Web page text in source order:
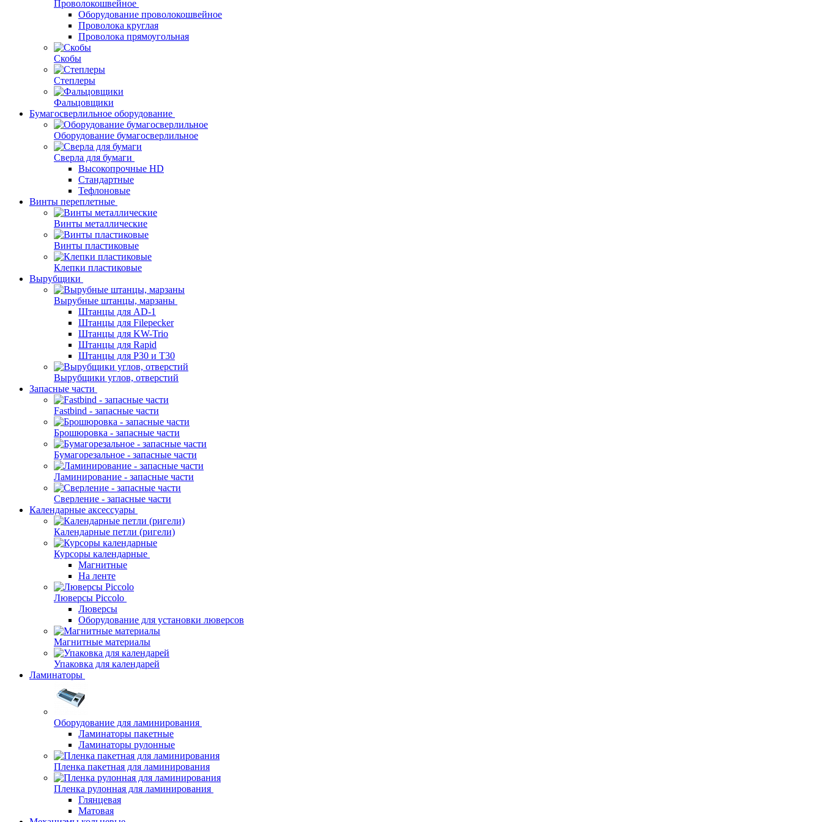
Проволокошвейное
Оборудование проволокошвейное
Проволока круглая
Проволока прямоугольная
Скобы
Степлеры
Фальцовщики
Бумагосверлильное оборудование
Оборудование бумагосверлильное
Сверла для бумаги
Высокопрочные HD
Стандартные
Тефлоновые
Винты переплетные
Винты металлические
Винты пластиковые
Клепки пластиковые
Вырубщики
Вырубные штанцы, марзаны
Штанцы для AD-1
Штанцы для Filepecker
Штанцы для KW-Trio
Штанцы для Rapid
Штанцы для Р30 и Т30
Вырубщики углов, отверстий
Запасные части
Fastbind - запасные части
Брошюровка - запасные части
Бумагорезальное - запасные части
Ламинирование - запасные части
Сверление - запасные части
Календарные аксессуары
Календарные петли (ригели)
Курсоры календарные
Магнитные
На ленте
Люверсы Piccolo
Люверсы
Оборудование для установки люверсов
Магнитные материалы
Упаковка для календарей
Ламинаторы
Оборудование для ламинирования
Ламинаторы пакетные
Ламинаторы рулонные
Пленка пакетная для ламинирования
Пленка рулонная для ламинирования
Глянцевая
Матовая